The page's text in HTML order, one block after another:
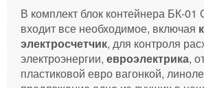
В комплект блок контейнера БК-01
входит все необходимое, включая
электросчетчик, для контроля
электроэнергии, евроэлектрика,
пластиковой евро вагонкой,